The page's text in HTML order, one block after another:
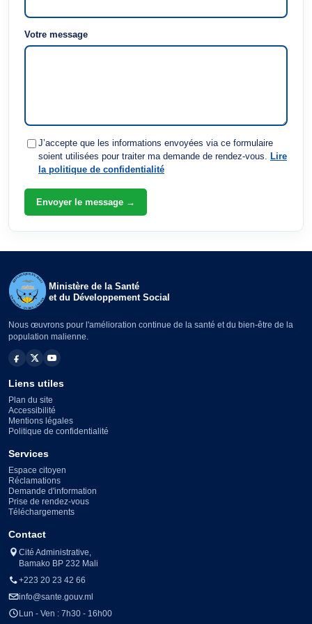
Votre message
J’accepte que les informations envoyées via ce formulaire
soient utilisées pour traiter ma demande de rendez-vous. Lire
la politique de confidentialité
Envoyer le message →
Ministère de la Santé
et du Développement Social
Nous œuvrons pour l'amélioration continue de la santé et du bien-être de la
population malienne.
Liens utiles
Plan du site
Accessibilité
Mentions légales
Politique de confidentialité
Services
Espace citoyen
Réclamations
Demande d'information
Prise de rendez-vous
Téléchargements
Contact
Cité Administrative,
Bamako BP 232 Mali
+223 20 23 42 66
info@sante.gouv.ml
Lun - Ven : 7h30 - 16h00